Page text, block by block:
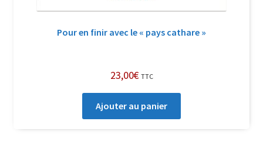
Pour en finir avec le « pays cathare »
23,00€ TTC
Ajouter au panier